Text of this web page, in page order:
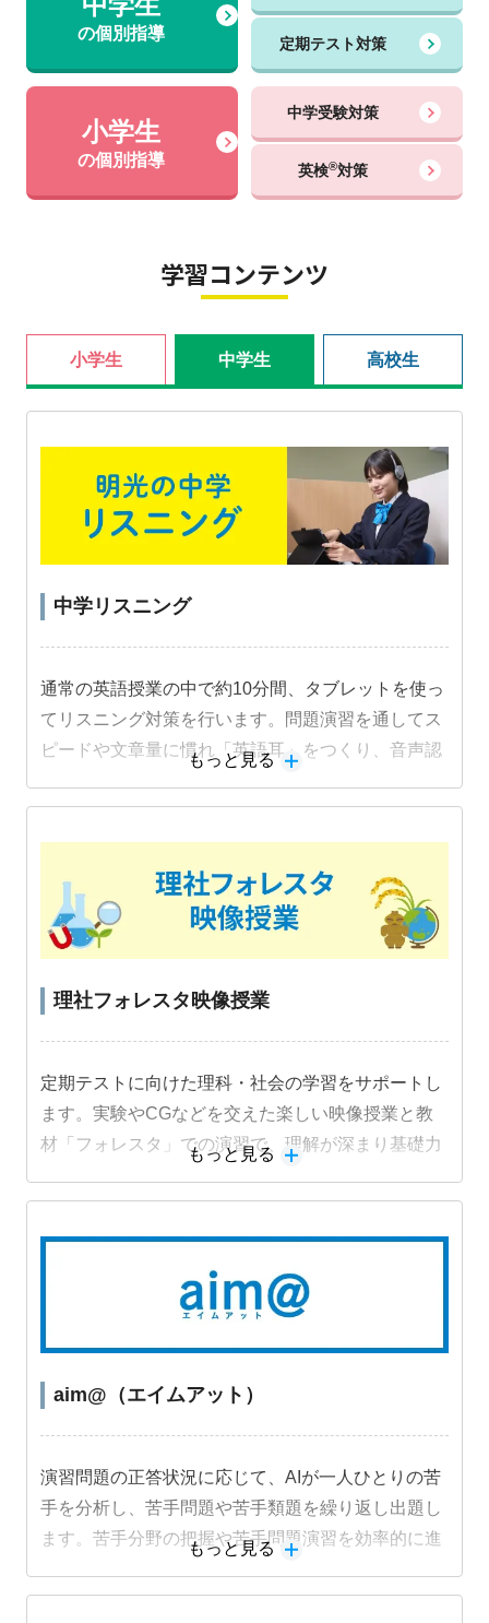
の個別指導
定期テスト対策
小学生
の個別指導
中学受験対策
英検®対策
学習コンテンツ
小学生 中学生 高校生
中学リスニング
通常の英語授業の中で約10分間、タブレットを使っ
てリスニング対策を行います。問題演習を通してス
ピードや文章量に慣れ「英語耳」をつくり、音声認
つけます。
もっと見る
理社フォレスタ映像授業
定期テストに向けた理科・社会の学習をサポートし
ます。実験やCGなどを交えた楽しい映像授業と教
材「フォレスタ」での演習で、理解が深まり基礎力
もっと見る
aim@（エイムアット）
演習問題の正答状況に応じて、AIが一人ひとりの苦
手を分析し、苦手問題や苦手類題を繰り返し出題し
ます。苦手分野の把握や苦手問題演習を効率的に進
もっと見る